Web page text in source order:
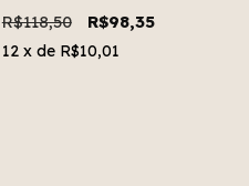
R$118,50 R$98,35
12 x de R$10,01